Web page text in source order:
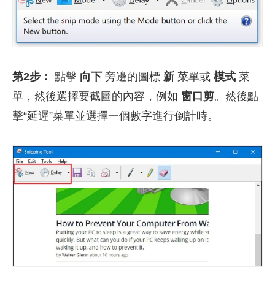
第2步： 點擊 向下 旁邊的圖標 新 菜單或 模式 菜
單，然後選擇要截圖的內容，例如 窗口剪。然後點
擊“延遲”菜單並選擇一個數字進行倒計時。